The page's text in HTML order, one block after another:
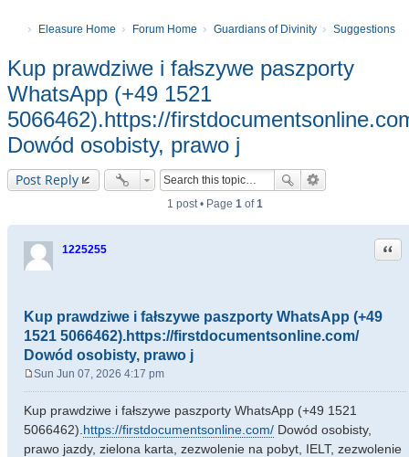
Eleasure Home Forum Home Guardians of Divinity Suggestions
Kup prawdziwe i fałszywe paszporty
WhatsApp (+49 1521
5066462).https://
Dowód osobisty, prawo j
Post Reply
1 post • Page 1 of1
1225255
Kup prawdziwe i fałszywe paszporty WhatsApp (+49
1521 5066462).https://firstdocumentsonline.com/
Dowód osobisty, prawo j
s
t
Sun Jun 07, 2026 4:17 pm
Kup prawdziwe i fałszywe paszporty WhatsApp (+49 1521
5066462). https://firstdocumentsonline.com/ Dowód osobisty,
prawo jazdy, zielona karta, zezwolenie na pobyt, IELT, zezwolenie